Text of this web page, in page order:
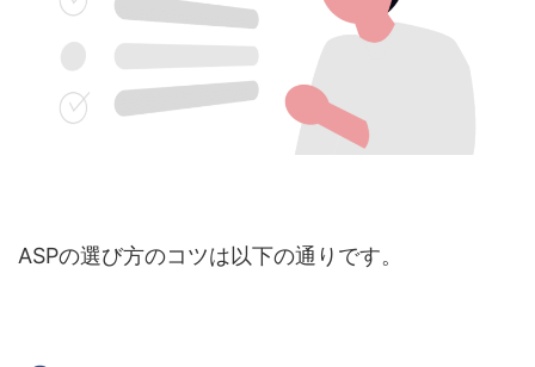
ASPの選び方のコツは以下の通りです。